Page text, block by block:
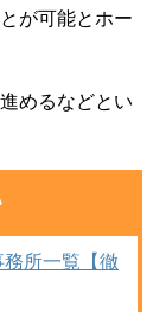
が可能とホー
めるなどとい
所一覧【徹